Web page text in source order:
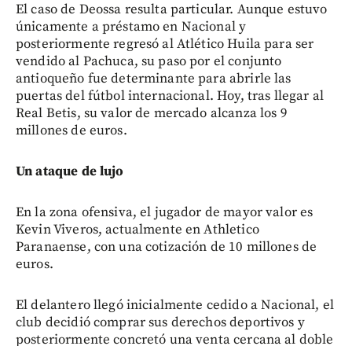
El caso de Deossa resulta particular. Aunque estuvo
únicamente a préstamo en Nacional y
posteriormente regresó al Atlético Huila para ser
vendido al Pachuca, su paso por el conjunto
antioqueño fue determinante para abrirle las
puertas del fútbol internacional. Hoy, tras llegar al
Real Betis, su valor de mercado alcanza los 9
millones de euros.
Un ataque de lujo
En la zona ofensiva, el jugador de mayor valor es
Kevin Viveros, actualmente en Athletico
Paranaense, con una cotización de 10 millones de
euros.
El delantero llegó inicialmente cedido a Nacional, el
club decidió comprar sus derechos deportivos y
posteriormente concretó una venta cercana al doble